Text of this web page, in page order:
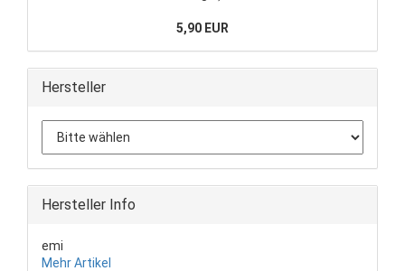
5,90 EUR
Hersteller
Hersteller Info
emi
Mehr Artikel